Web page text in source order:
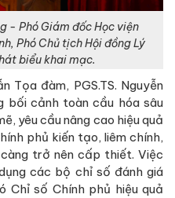
- Phó Giám đốc Học viện
Phó Chủ tịch Hội đồng Lý
biểu khai mạc.
Tọa đàm, PGS.TS. Nguyễn
bối cảnh toàn cầu hóa sâu
yêu cầu nâng cao hiệu quả
phủ kiến tạo, liêm chính,
trở nên cấp thiết. Việc
các bộ chỉ số đánh giá
Chỉ số Chính phủ hiệu quả